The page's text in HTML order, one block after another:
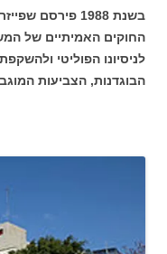
בשנת 1988
החוקים האמיתיים של
לניסיונו הפוליטי
הבוגדנות, הצביעות